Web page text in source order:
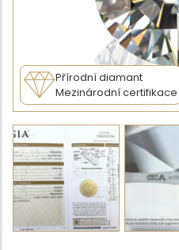
Přírodní diamant
Mezinárodní certifikace